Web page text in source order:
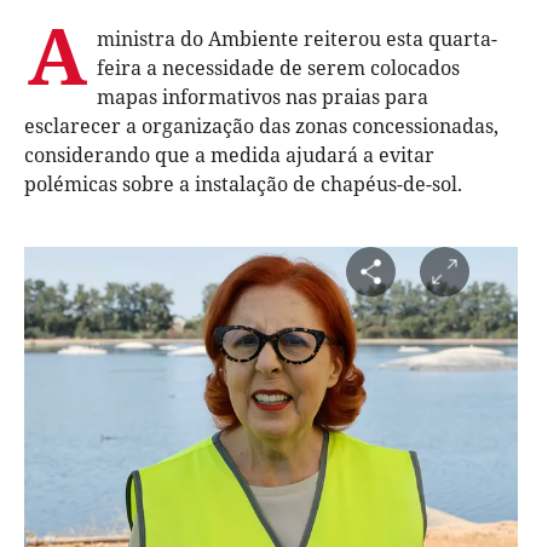
A ministra do Ambiente reiterou esta quarta-
feira a necessidade de serem colocados
mapas informativos nas praias para
esclarecer a organização das zonas concessionadas,
considerando que a medida ajudará a evitar
polémicas sobre a instalação de chapéus-de-sol.